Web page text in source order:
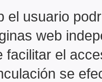
el usuario
web
facilitar el
se